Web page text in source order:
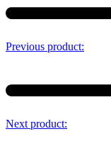
Previous product:
Next product: